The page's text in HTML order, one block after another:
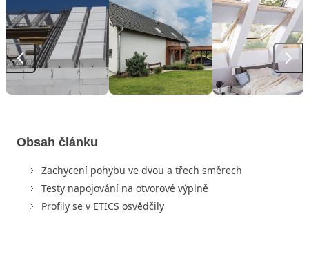
Obsah článku
Zachycení pohybu ve dvou a třech směrech
Testy napojování na otvorové výplně
Profily se v ETICS osvědčily